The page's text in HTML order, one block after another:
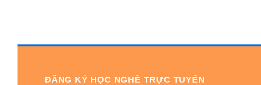
ĐĂNG KÝ HỌC NGHỀ TRỰC TUYẾN